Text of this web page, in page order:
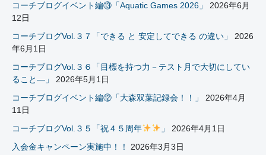
コーチブログイベント編⑬「Aquatic Games 2026」
2026年6月
12日
コーチブログVol.３７「できる と 安定してできる の違い」
2026
年6月1日
コーチブログVol.３６「目標を持つ力－テスト月で大切にしてい
ること―」
2026年5月1日
コーチブログイベント編⑫「大森双葉記録会！！」
2026年4月
11日
コーチブログVol.３５「祝４５周年
」
2026年4月1日
入会金キャンペーン実施中！！
2026年3月3日